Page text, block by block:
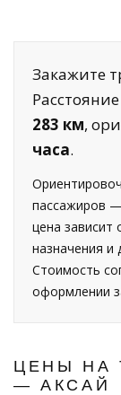
Закажите
283 км,
часа.
пассажиров —
цена зависит
назначения и
Стоимость
оформлении
ЦЕНЫ НА
— АКСАЙ